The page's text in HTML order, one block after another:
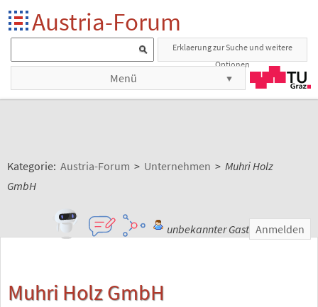
Austria-Forum
Erklaerung zur Suche und weitere
Optionen
Menü
Kategorie: Austria-Forum > Unternehmen > Muhri Holz
GmbH
unbekannter Gast Anmelden
Muhri Holz GmbH